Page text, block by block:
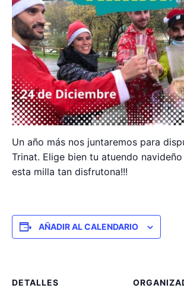
Un año más nos juntaremos para
Trinat. Elige bien tu atuendo
esta milla tan disfrutona!!!
AÑADIR AL CALENDARIO
DETALLES